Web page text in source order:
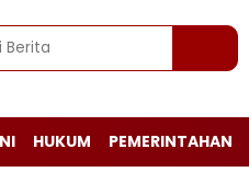
HUKUM PEMERINTAHAN